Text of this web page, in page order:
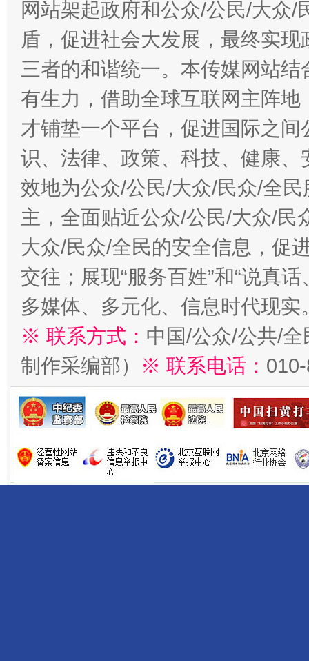
网站架起政府和公众/公民/大众
盾，促进社会大发展，最终实
三者的和谐统一。本传媒网站
有生力，借助全球互联网主阵
才铺垫一个平台，促进国际之
识、法律、政策、科技、健康
效地为公众/公民/大众/民众/全
主，全面贴近公众/公民/大众/民
大众/民众/全民的安全信息，促
交往；展现“服务百姓”和“说真
多媒体、多元化、信息时代现实
※ 联系方式： 中国/公众/公共/
制作采编部）
※ 联系电话：